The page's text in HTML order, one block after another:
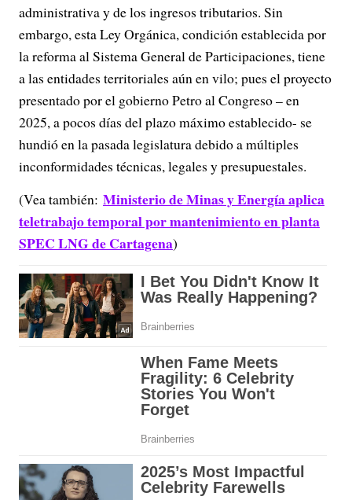
administrativa y de los ingresos tributarios. Sin
embargo, esta Ley Orgánica, condición establecida por
la reforma al Sistema General de Participaciones, tiene
a las entidades territoriales aún en vilo; pues el proyecto
presentado por el gobierno Petro al Congreso – en
2025, a pocos días del plazo máximo establecido- se
hundió en la pasada legislatura debido a múltiples
inconformidades técnicas, legales y presupuestales.
(Vea también: Ministerio de Minas y Energía aplica
teletrabajo temporal por mantenimiento en planta
SPEC LNG de Cartagena)